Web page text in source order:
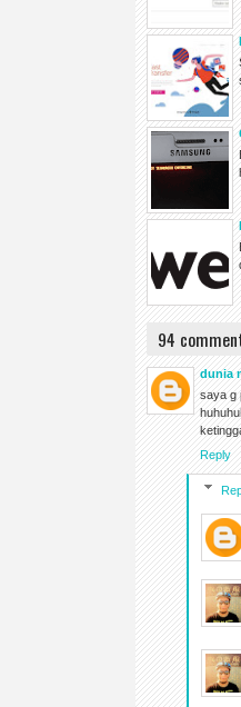
94
dunia
saya g
Reply